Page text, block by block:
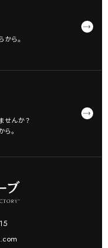
ら。
せんか？
。